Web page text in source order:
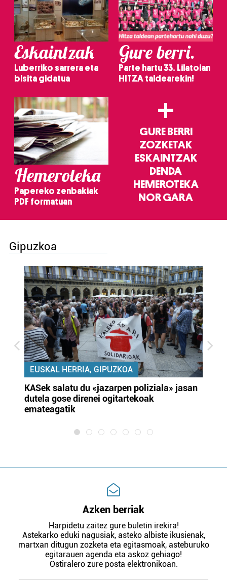
Eskaintzak
Luberriko sarrera eta
bisita gidatua
Gure berri.
Parte hartu 33. Lilatoian
HITZA taldearekin!
Hemeroteka
Papereko zenbakiak
PDF formatuan
+
GURE BERRI
ZOZKETAK
ESKAINTZAK
DENDA
HEMEROTEKA
NOR GARA
Gipuzkoa
EUSKAL HERRIA, GIPUZKOA
KASek salatu du «jazarpen poliziala» jasan
dutela gose direnei ogitartekoak
emateagatik
Azken berriak
Harpidetu zaitez gure buletin irekira!
Astekarko eduki nagusiak, asteko albiste ikusienak,
martxan ditugun zozketa eta egitasmoak, asteburuko
egitarauen agenda eta askoz gehiago!
Ostiralero zure posta elektronikoan.